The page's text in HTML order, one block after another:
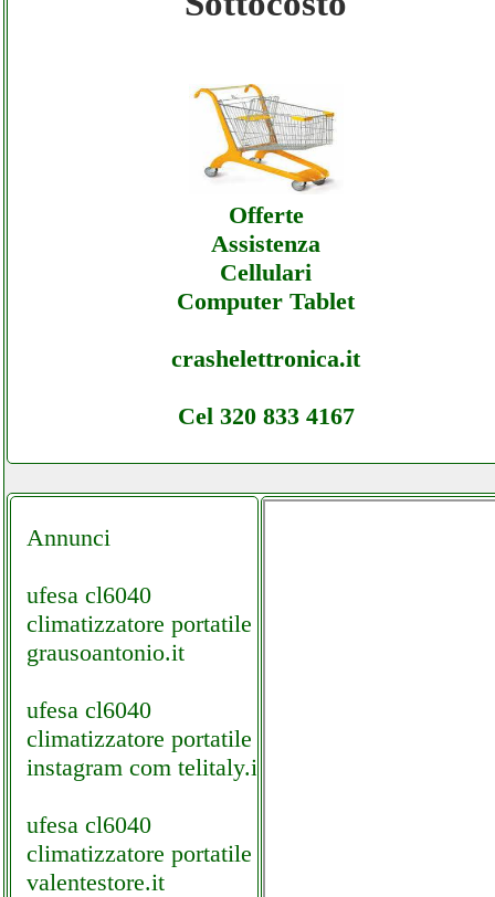
Intersatsrl - Assistenza Ecommerce
Intersatsrl - Assistenza
Offerte
Assistenza
Cellulari
Computer Tablet
crashelettronica.it
Cel 320 833 4167
Annunci
ufesa cl6040
climatizzatore portatile
grausoantonio.it
ufesa cl6040
climatizzatore portatile
instagram com telitaly.it
ufesa cl6040
climatizzatore portatile
valentestore.it